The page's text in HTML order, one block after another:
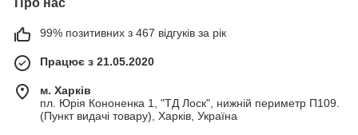
99% позитивних з 467 відгуків за рік
Працює з 21.05.2020
м. Харків
пл. Юрія Кононенка 1, "ТД Лоск", нижній периметр П109.
(Пункт видачі товару), Харків, Україна